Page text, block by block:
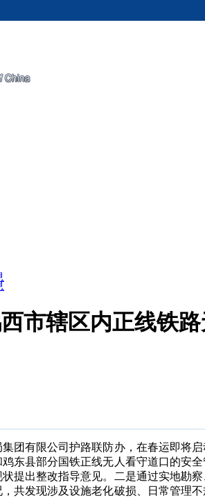
市辖区内正线铁
有限公司护路联防办，在春运即将启
东县部分国铁正线无人看守道口的安
提出整改指导意见。二是通过实地勘
共发现涉及设施老化破损、日常管理